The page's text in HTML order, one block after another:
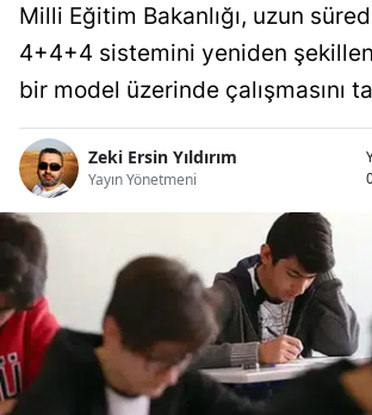
Milli Eğitim Bakanlığı, uzun
4+4+4 sistemini yeniden
bir model üzerinde çalışmasını
Zeki Ersin Yıldırım
Yayın Yönetmeni